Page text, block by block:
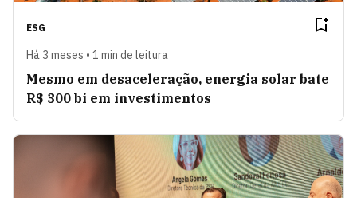
ESG
Há 3 meses • 1 min de leitura
Mesmo em desaceleração, energia solar bate
R$ 300 bi em investimentos